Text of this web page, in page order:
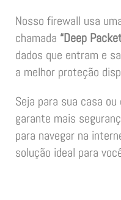
Nosso firewall usa
chamada “Deep
dados que entram e
a melhor proteção
Seja para sua casa ou
garante mais
para navegar na
solução ideal para